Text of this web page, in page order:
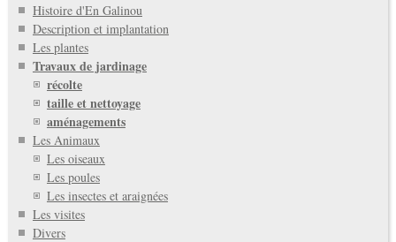
Histoire d'En Galinou
Description et implantation
Les plantes
Travaux de jardinage
récolte
taille et nettoyage
aménagements
Les Animaux
Les oiseaux
Les poules
Les insectes et araignées
Les visites
Divers